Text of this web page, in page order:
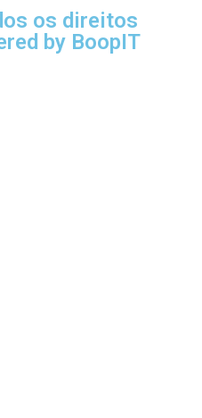
os direitos
by BoopIT